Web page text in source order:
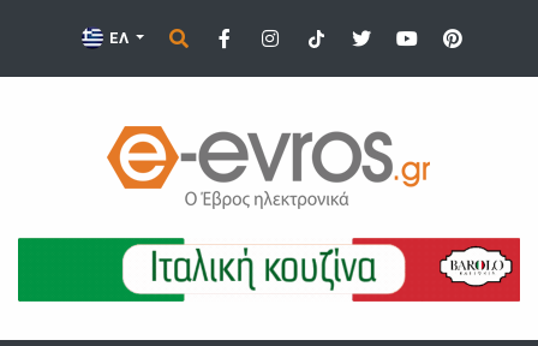
ΕΛ